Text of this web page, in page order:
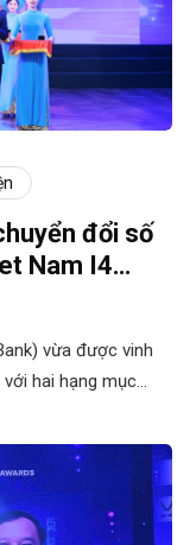
đổi số
Nam I4
vừa được vinh
hai hạng mục…